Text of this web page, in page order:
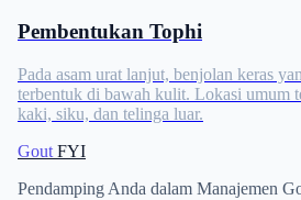
Pembentukan Tophi
Pada asam urat lanjut, benjolan keras
terbentuk di bawah kulit. Lokasi umum
kaki, siku, dan telinga luar.
Gout FYI
Pendamping Anda dalam Manajemen